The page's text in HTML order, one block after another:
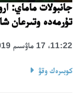
جانبولات ماماي:
تۇرمەدە وتىرعان
11:22، 17 ماۋسىم 2019
كوبىرەك وقۋ